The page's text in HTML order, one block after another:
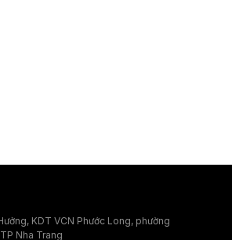
KDT VCN Phước Long, phường
Nha Trang